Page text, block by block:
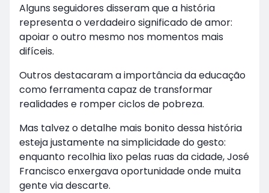
Alguns seguidores disseram que a história
representa o verdadeiro significado de amor:
apoiar o outro mesmo nos momentos mais
difíceis.
Outros destacaram a importância da educação
como ferramenta capaz de transformar
realidades e romper ciclos de pobreza.
Mas talvez o detalhe mais bonito dessa história
esteja justamente na simplicidade do gesto:
enquanto recolhia lixo pelas ruas da cidade, José
Francisco enxergava oportunidade onde muita
gente via descarte.